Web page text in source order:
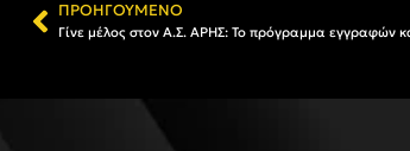
ΠΡΟΗΓΟΎΜΕΝΟ